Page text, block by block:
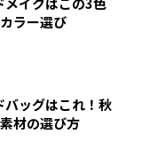
ラー選び
ッグはこれ！秋
材の選び方